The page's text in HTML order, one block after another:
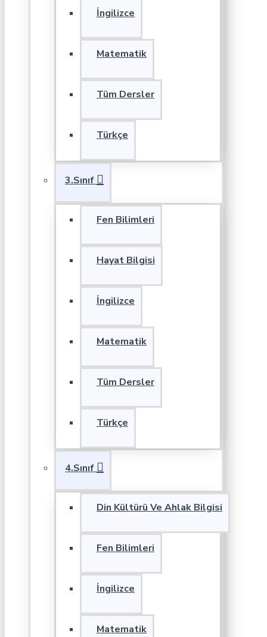
İngilizce
Matematik
Tüm Dersler
Türkçe
3.Sınıf
Fen Bilimleri
Hayat Bilgisi
İngilizce
Matematik
Tüm Dersler
Türkçe
4.Sınıf
Din Kültürü Ve Ahlak Bilgisi
Fen Bilimleri
İngilizce
Matematik